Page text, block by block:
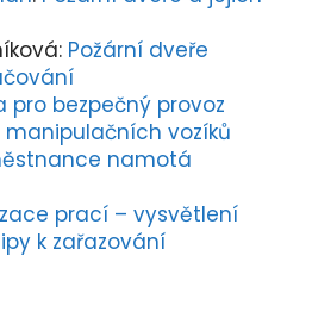
: Požární dveře
pro bezpečný provoz
vozíků
namotá
prací – vysvětlení
k zařazování